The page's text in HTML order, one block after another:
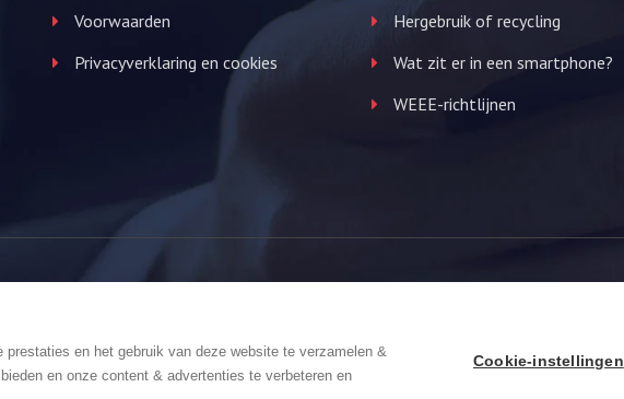
Voorwaarden
Privacyverklaring en cookies
Hergebruik of recycling
Wat zit er in een smartphone?
WEEE-richtlijnen
Website by
en het gebruik van deze website te verzamelen &
en onze content & advertenties te verbeteren en
Cookie-instellingen